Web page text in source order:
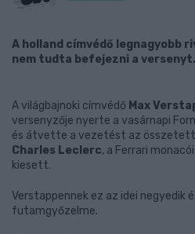
A holland címvédő legnagyobb
nem tudta befejezni a versenyt.
A világbajnoki címvédő Max
versenyzője nyerte a vasárnapi
és átvette a vezetést az
Charles Leclerc, a Ferrari
kiesett.
Verstappennek ez az idei negyedik
futamgyőzelme.